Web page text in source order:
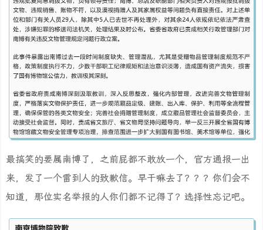
最搞笑的要属南博了，之前屁都不敢放一个，官方通报一出
来，发了一个雷到人的致歉信。早干嘛去了？？？你们会不
知道，那位实名举报的人你们都不记得了？选择性忘记吧。